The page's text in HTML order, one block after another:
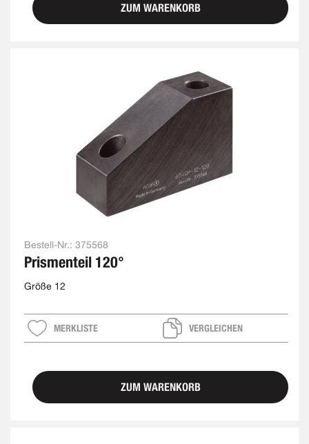
ZUM WARENKORB
Bestell-Nr.: 375568
Prismenteil 120°
Größe 12
MERKLISTE VERGLEICHEN
ZUM WARENKORB